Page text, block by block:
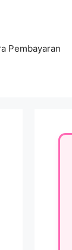
Pembayaran